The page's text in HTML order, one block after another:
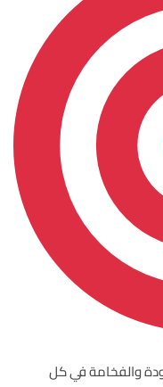
والفخامة في كل